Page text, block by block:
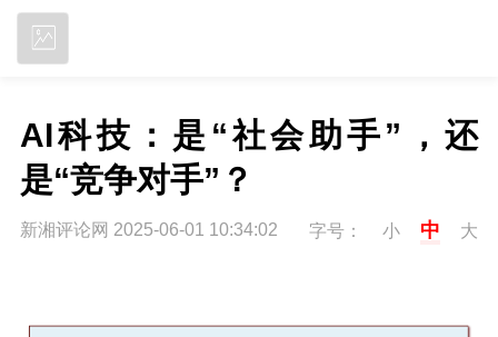
AI科技：是“社会助手”，还
是“竞争对手”？
新湘评论网 2025-06-01 10:34:02 字号： 小 中 大